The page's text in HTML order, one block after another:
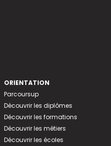
ORIENTATION
Parcoursup
Découvrir les diplômes
Découvrir les formations
Découvrir les métiers
Découvrir les écoles